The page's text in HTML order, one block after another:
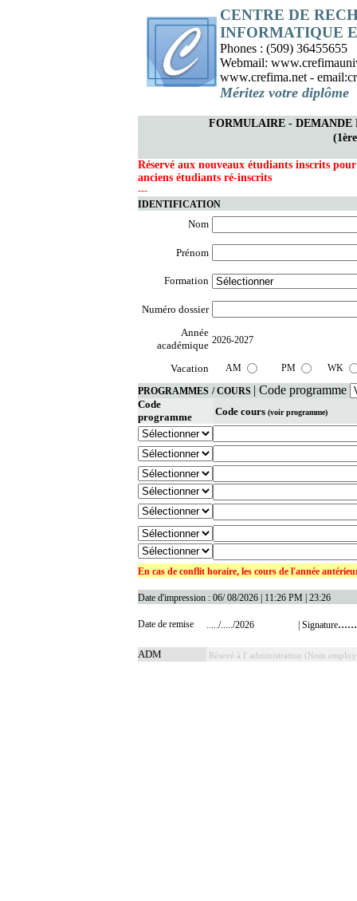
CENTRE DE
INFORMATIQUE
Phones : (509) 36455655
Webmail:
www.crefima.net -
Méritez votre diplôme
FORMULAIRE - DEMANDE
Réservé aux nouveaux étudiants inscrits
anciens étudiants ré-inscrits
---
IDENTIFICATION
Nom
Prénom
Formation
Numéro dossier
Année
académique 2026-2027
Vacation AM PM WK
PROGRAMMES / COURS | Code programme
Code
programme
Code cours (voir programme)
En cas de conflit horaire, les cours de l'année
Date d'impression :06/ 08/2026 | 11:26 PM | 23:26
Date de remise ...../...../2026 | Signature
ADM Résevé à l' administration (Nom